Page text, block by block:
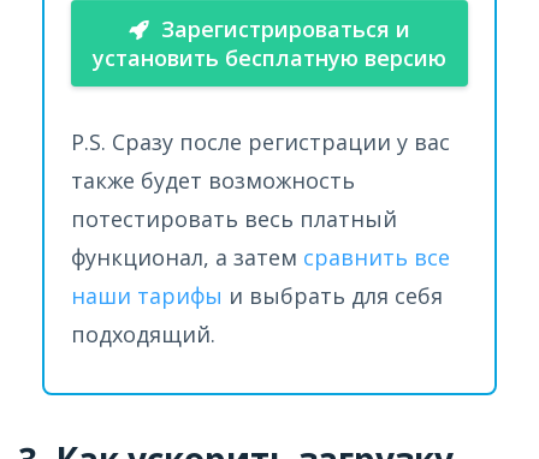
Зарегистрироваться и
установить бесплатную версию
P.S. Сразу после регистрации у вас
также будет возможность
потестировать весь платный
функционал, а затем сравнить все
наши тарифы и выбрать для себя
подходящий.